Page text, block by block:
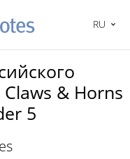
RU
& Horns
5